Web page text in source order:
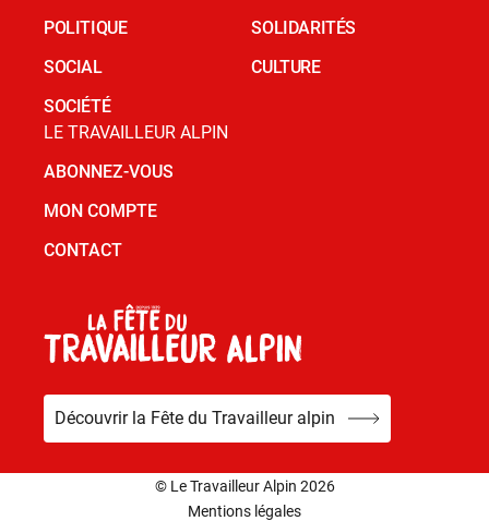
POLITIQUE
SOCIAL
SOCIÉTÉ
SOLIDARITÉS
CULTURE
LE TRAVAILLEUR ALPIN
ABONNEZ-VOUS
MON COMPTE
CONTACT
Découvrir la Fête du Travailleur alpin
© Le Travailleur Alpin 2026
Mentions légales